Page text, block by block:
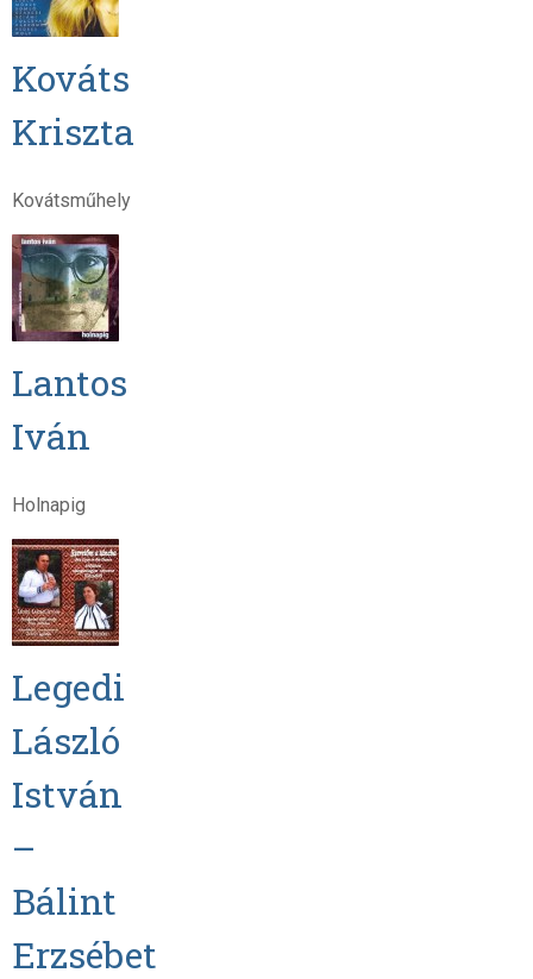
Kováts
Kriszta
Kovátsműhely
Lantos
Iván
Holnapig
Legedi
László
István
–
Bálint
Erzsébet